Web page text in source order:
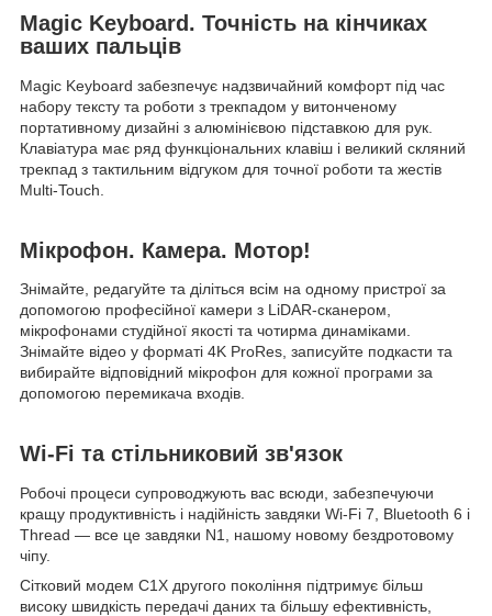
Magic Keyboard. Точність на кінчиках
ваших пальців
Magic Keyboard забезпечує надзвичайний комфорт під час
набору тексту та роботи з трекпадом у витонченому
портативному дизайні з алюмінієвою підставкою для рук.
Клавіатура має ряд функціональних клавіш і великий скляний
трекпад з тактильним відгуком для точної роботи та жестів
Multi‑Touch.
Мікрофон. Камера. Мотор!
Знімайте, редагуйте та діліться всім на одному пристрої за
допомогою професійної камери з LiDAR-сканером,
мікрофонами студійної якості та чотирма динаміками.
Знімайте відео у форматі 4K ProRes, записуйте подкасти та
вибирайте відповідний мікрофон для кожної програми за
допомогою перемикача входів.
Wi-Fi та стільниковий зв'язок
Робочі процеси супроводжують вас всюди, забезпечуючи
кращу продуктивність і надійність завдяки Wi-Fi 7, Bluetooth 6 і
Thread — все це завдяки N1, нашому новому бездротовому
чіпу.
Сітковий модем C1X другого покоління підтримує більш
високу швидкість передачі даних та більшу ефективність,